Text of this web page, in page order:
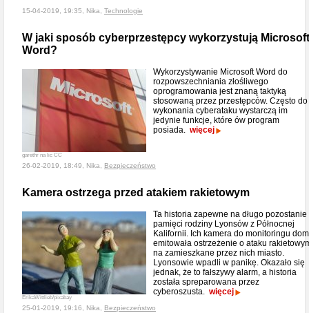
15-04-2019, 19:35, Nika, Technologie
W jaki sposób cyberprzestępcy wykorzystują Microsoft
Word?
garethr na lic CC
Wykorzystywanie Microsoft Word do
rozpowszechniania złośliwego
oprogramowania jest znaną taktyką
stosowaną przez przestępców. Często do
wykonania cyberataku wystarczą im
jedynie funkcje, które ów program
posiada. więcej
26-02-2019, 18:49, Nika, Bezpieczeństwo
Kamera ostrzega przed atakiem rakietowym
ErikaWittlieb/pixabay
Ta historia zapewne na długo pozostanie
pamięci rodziny Lyonsów z Północnej
Kalifornii. Ich kamera do monitoringu
emitowała ostrzeżenie o ataku
na zamieszkane przez nich miasto.
Lyonsowie wpadli w panikę. Okazało się
jednak, że to fałszywy alarm, a historia
została spreparowana przez
cyberoszusta. więcej
25-01-2019, 19:16, Nika, Bezpieczeństwo